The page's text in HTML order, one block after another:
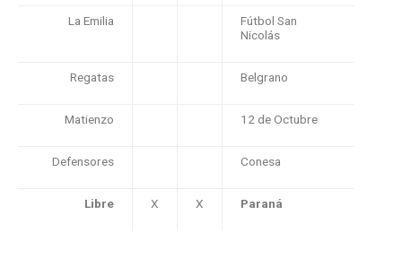
La Emilia
Fútbol San
Nicolás
Regatas Belgrano
Matienzo 12 de Octubre
Defensores Conesa
Libre X X Paraná